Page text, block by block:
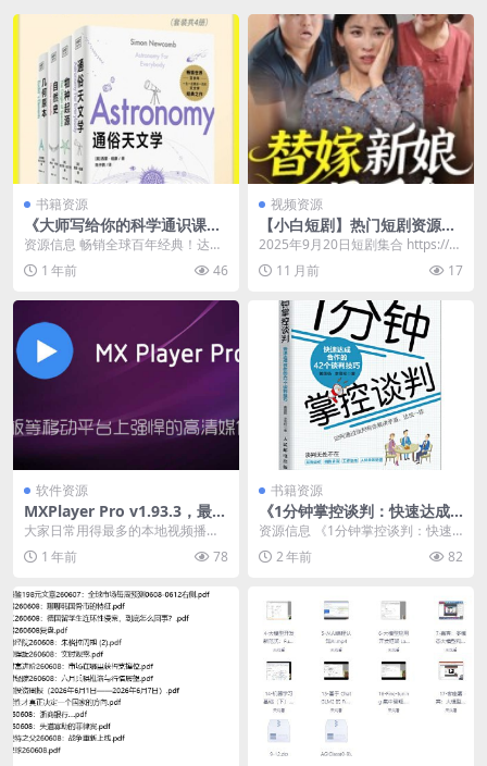
书籍资源
《大师写给你的科学通识课》
[套装6册] [人文社科] [pdf+全
格式]
资源信息 畅销全球百年经典！达尔
文、布封、欧几里得大师级作品！
精选世界大师百年经...
1 年前 46
视频资源
【小白短剧】热门短剧资源分
享2025年9月20日
2025年9月20日短剧集合 https://p
an.quark.cn/s/8c...
11 月前 17
软件资源
MXPlayer Pro v1.93.3，最新
魔改版，兼容TV和安卓
大家日常用得最多的本地视频播放
器是哪一款呢？在我看来，目前 M
X Player ...
1 年前 78
书籍资源
《1分钟掌控谈判：快速达成
合作的42个谈判技巧》商务谈
判技巧图书
资源信息 《1分钟掌控谈判：快速
达成合作的42个谈判技巧》是一本
实用的商务谈判技...
2 年前 82